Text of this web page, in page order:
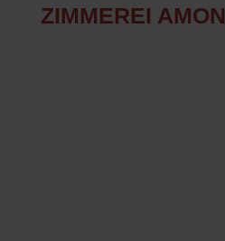
ZIMMEREI AMON